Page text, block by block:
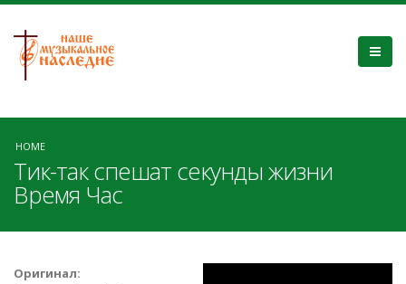
HOME
Тик-так спешат секунды жизни
Время Час
Оригинал: